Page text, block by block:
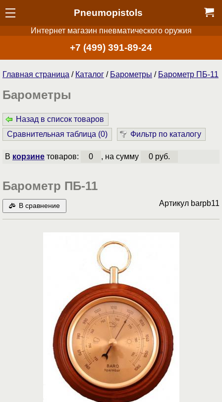
Pneumopistols
Интернет магазин пневматического оружия
+7 (499) 391-89-24
Главная страница / Каталог / Барометры / Барометр ПБ-11
Барометры
Назад в список товаров
Сравнительная таблица (0) Фильтр по каталогу
В корзинетоваров: 0 , на сумму 0 руб.
Барометр ПБ-11
В сравнение Артикул barpb11